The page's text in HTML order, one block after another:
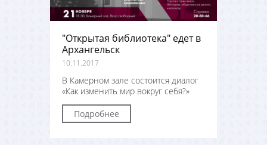
"Открытая библиотека" едет в
Архангельск
10.11.2017
В Камерном зале состоится диалог
«Как изменить мир вокруг себя?»
Подробнее